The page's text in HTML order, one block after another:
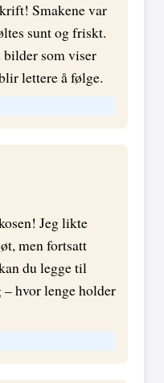
Smakene var
sunt og friskt.
som viser
lettere å følge.
Jeg likte
men fortsatt
du legge til
hvor lenge holder